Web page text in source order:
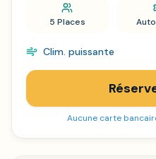
5 Places
Clim. puissante
Aucune carte